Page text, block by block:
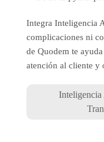
Integra Inteligencia
complicaciones ni
de Quodem te
atención al cliente